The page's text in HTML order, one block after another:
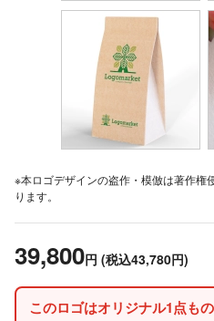
※本ロゴデザインの盗作・模倣は著作権
ります。
39,800円 (税込43,780円)
このロゴはオリジナル1点もの